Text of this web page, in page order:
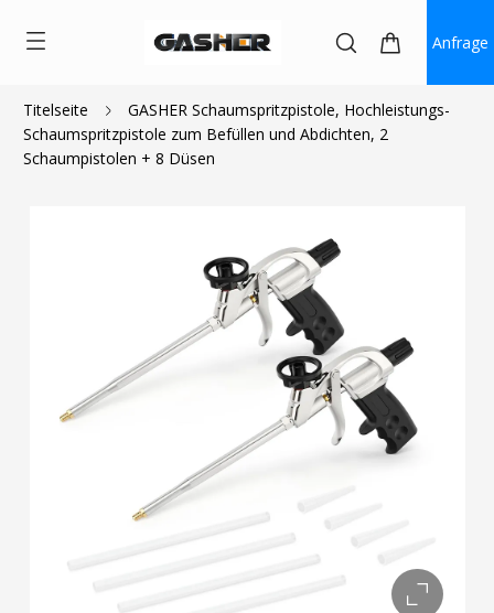
Anfrage
Titelseite
GASHER Schaumspritzpistole, Hochleistungs-
Schaumspritzpistole zum Befüllen und Abdichten, 2
Schaumpistolen + 8 Düsen
$28.99